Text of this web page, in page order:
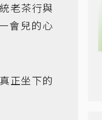
老茶行與
會兒的心
正坐下的